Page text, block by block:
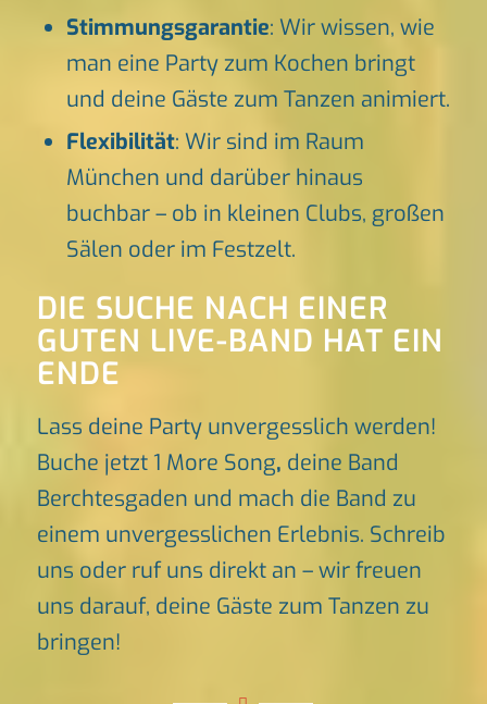
Stimmungsgarantie: Wir wissen, wie
man eine Party zum Kochen bringt
und deine Gäste zum Tanzen animiert.
Flexibilität: Wir sind im Raum
München und darüber hinaus
buchbar – ob in kleinen Clubs, großen
Sälen oder im Festzelt.
DIE SUCHE NACH EINER
GUTEN LIVE-BAND HAT EIN
ENDE
Lass deine Party unvergesslich werden!
Buche jetzt 1 More Song, deine Band
Berchtesgaden und mach die Band zu
einem unvergesslichen Erlebnis. Schreib
uns oder ruf uns direkt an – wir freuen
uns darauf, deine Gäste zum Tanzen zu
bringen!